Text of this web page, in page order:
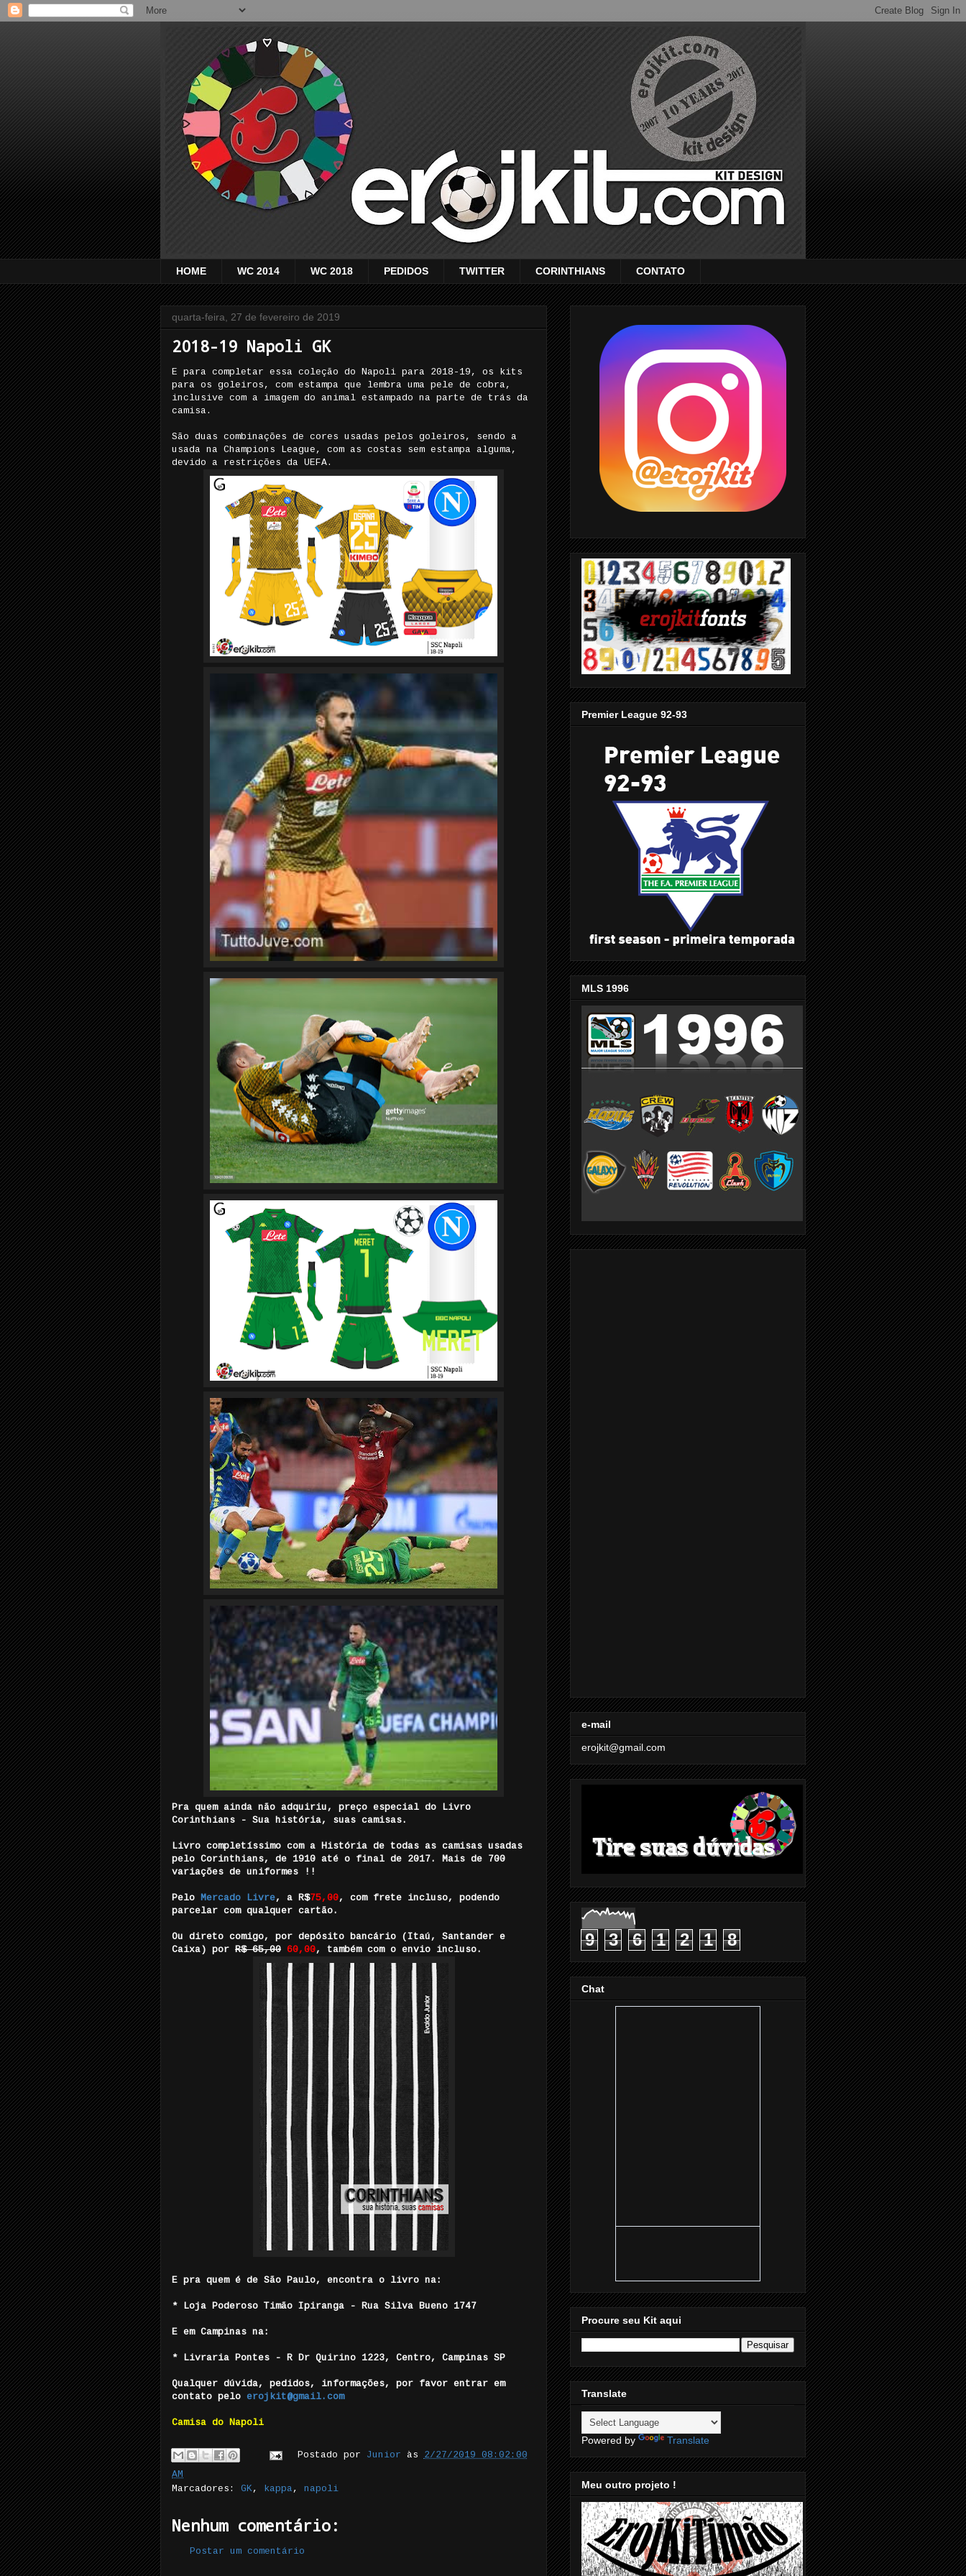
HOME WC 2014 WC 2018 PEDIDOS TWITTER CORINTHIANS CONTATO
quarta-feira, 27 de fevereiro de 2019
2018-19 Napoli GK
E para completar essa coleção do Napoli para 2018-19, os kits
para os goleiros, com estampa que lembra uma pele de cobra,
inclusive com a imagem do animal estampado na parte de trás da
camisa.
São duas combinações de cores usadas pelos goleiros, sendo a
usada na Champions League, com as costas sem estampa alguma,
devido a restrições da UEFA.
Pra quem ainda não adquiriu, preço especial do Livro
Corinthians - Sua história, suas camisas.
Livro completíssimo com a História de todas as camisas usadas
pelo Corinthians, de 1910 até o final de 2017. Mais de 700
variações de uniformes !!
Pelo Mercado Livre, a R$75,00, com frete incluso, podendo
parcelar com qualquer cartão.
Ou direto comigo, por depósito bancário (Itaú, Santander e
Caixa) por R$ 65,00 60,00, também com o envio incluso.
E pra quem é de São Paulo, encontra o livro na:
* Loja Poderoso Timão Ipiranga - Rua Silva Bueno 1747
E em Campinas na:
* Livraria Pontes - R Dr Quirino 1223, Centro, Campinas SP
Qualquer dúvida, pedidos, informações, por favor entrar em
contato pelo erojkit@gmail.com
Camisa do Napoli
Postado por Junior às 2/27/2019 08:02:00
AM
Marcadores: GK, kappa , napoli
Nenhum comentário:
Postar um comentário
Premier League 92-93
MLS 1996
e-mail
erojkit@gmail.com
9 3 6 1 2 1 8
Chat
Procure seu Kit aqui
Translate
Powered by Translate
Meu outro projeto !